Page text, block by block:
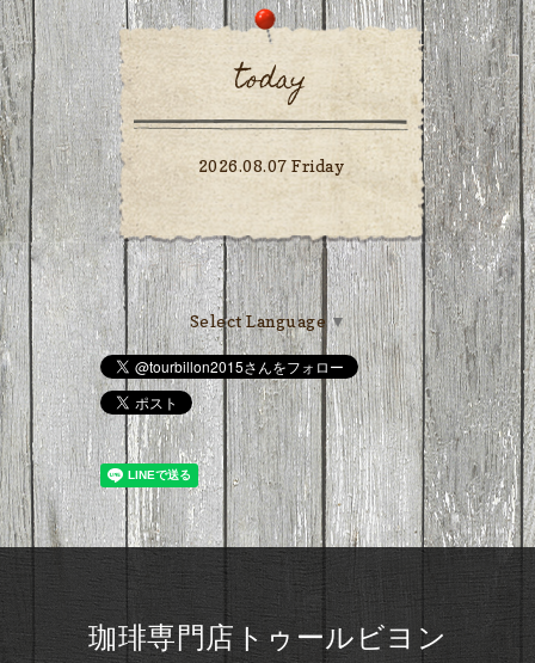
today
2026.08.07 Friday
Select Language ▼
珈琲専門店トゥールビヨン